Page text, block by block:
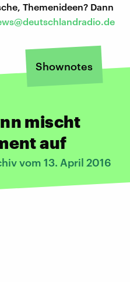
Themenideen? Dann
Shownotes
mischt
auf
vom 13. April 2016